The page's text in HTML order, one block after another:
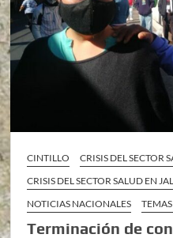
CINTILLO
CRISIS DEL SECTOR
CRISIS DEL SECTOR SALUD EN
NOTICIAS NACIONALES
Terminación de